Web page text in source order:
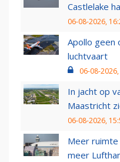
Castlelake
06-08-2026,
Apollo geen
luchtvaart
06-08-
In jacht op
Maastricht
06-08-2026,
Meer
meer